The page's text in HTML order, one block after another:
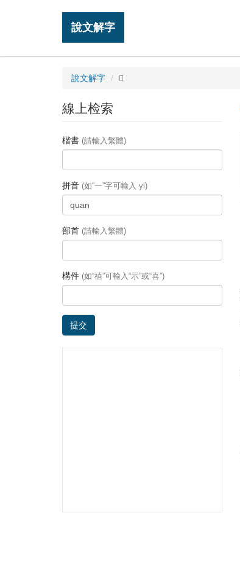
說文解字
說文解字 𡙋
線上检索
楷書 (請輸入繁體)
拼音 (如“一”字可輸入 yi)
部首 (請輸入繁體)
構件 (如“禧”可輸入“示”或“喜”)
提交